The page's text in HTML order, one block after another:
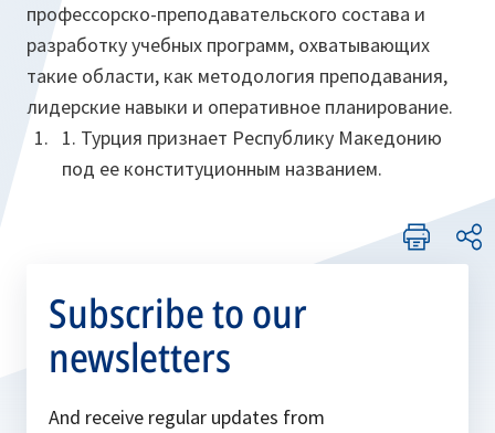
профессорско-преподавательского состава и
разработку учебных программ, охватывающих
такие области, как методология преподавания,
лидерские навыки и оперативное планирование.
1. Турция признает Республику Македонию
под ее конституционным названием.
Subscribe to our
newsletters
And receive regular updates from